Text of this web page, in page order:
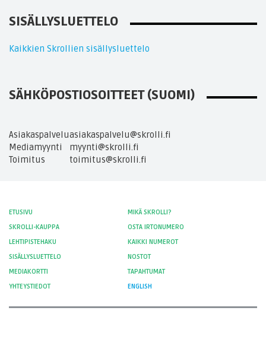
SISÄLLYSLUETTELO
Kaikkien Skrollien sisällysluettelo
SÄHKÖPOSTIOSOITTEET (SUOMI)
Asiakaspalveluasiakaspalvelu@skrolli.fi
Mediamyynti
myynti@skrolli.fi
Toimitus
toimitus@skrolli.fi
ETUSIVU
MIKÄ SKROLLI?
SKROLLI-KAUPPA
OSTA IRTONUMERO
LEHTIPISTEHAKU
KAIKKI NUMEROT
SISÄLLYSLUETTELO
NOSTOT
MEDIAKORTTI
TAPAHTUMAT
YHTEYSTIEDOT
ENGLISH